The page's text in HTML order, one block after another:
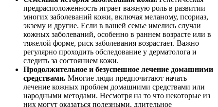
предрасположенность играет важную роль в развитии
многих заболеваний кожи, включая меланому, псориаз,
экзему и другие. Если в вашей семье имелись случаи
кожных заболеваний, особенно в раннем возрасте или в
тяжелой форме, риск заболевания возрастает. Важно
регулярно проходить обследование у дерматолога и
следить за состоянием кожи.
Продолжительное и безуспешное лечение домашними
средствами. Многие люди предпочитают начать
лечение кожных проблем домашними средствами или
народными методами. Несмотря на то что некоторые из
них могут оказаться полезными, длительное